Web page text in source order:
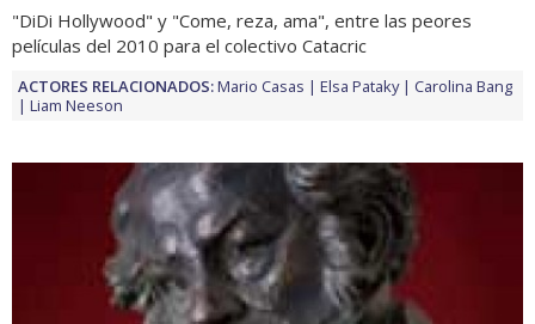
"DiDi Hollywood" y "Come, reza, ama", entre las peores
películas del 2010 para el colectivo Catacric
ACTORES RELACIONADOS:Mario Casas Elsa Pataky
Carolina Bang
Liam Neeson